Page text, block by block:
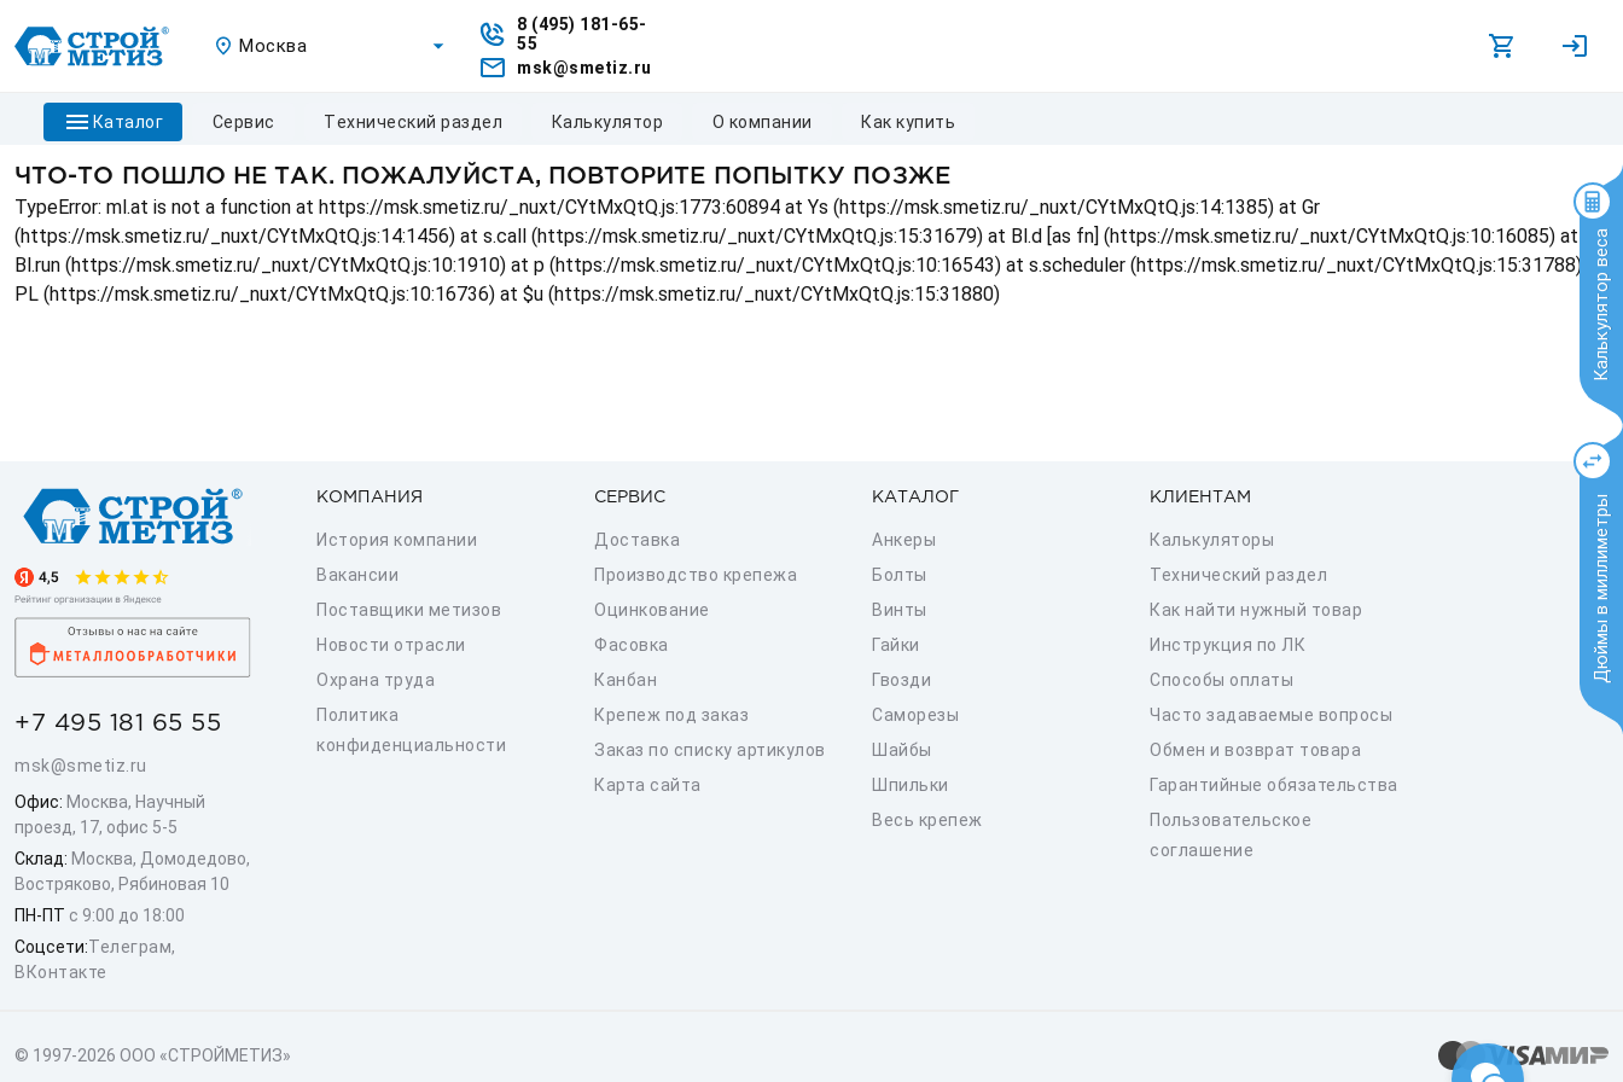
Калькулятор веса
Дюймы в миллиметры
Москва
8 (495) 181-65-
55
msk@smetiz.ru
каталог сервис технический раздел калькулятор о компании как купить
ЧТО-ТО ПОШЛО НЕ ТАК. ПОЖАЛУЙСТА, ПОВТОРИТЕ ПОПЫТКУ ПОЗЖЕ
TypeError: ml.at is not a function at https://msk.smetiz.ru/_nuxt/CYtMxQtQ.js:1773:60894 at Ys (https://msk.smetiz.ru/_nuxt/CYtMxQtQ.js:14:1385) at Gr
(https://msk.smetiz.ru/_nuxt/CYtMxQtQ.js:14:1456) at s.call (https://msk.smetiz.ru/_nuxt/CYtMxQtQ.js:15:31679) at Bl.d [as fn] (https://msk.smetiz.ru/_nuxt/CYtMxQtQ.js:10:16085) at
Bl.run (https://msk.smetiz.ru/_nuxt/CYtMxQtQ.js:10:1910) at p (https://msk.smetiz.ru/_nuxt/CYtMxQtQ.js:10:16543) at s.scheduler (https://msk.smetiz.ru/_nuxt/CYtMxQtQ.js:15:31788) at
PL (https://msk.smetiz.ru/_nuxt/CYtMxQtQ.js:10:16736) at $u (https://msk.smetiz.ru/_nuxt/CYtMxQtQ.js:15:31880)
+7 495 181 65 55
msk@smetiz.ru
Офис: Москва, Научный
проезд, 17, офис 5-5
Склад: Москва, Домодедово,
Востряково, Рябиновая 10
ПН-ПТ с 9:00 до 18:00
Соцсети:Телеграм,
ВКонтакте
КОМПАНИЯ
История компании
Вакансии
Поставщики метизов
Новости отрасли
Охрана труда
Политика
конфиденциальности
СЕРВИС
Доставка
Производство крепежа
Оцинкование
Фасовка
Канбан
Крепеж под заказ
Заказ по списку артикулов
Карта сайта
КАТАЛОГ
Анкеры
Болты
Винты
Гайки
Гвозди
Саморезы
Шайбы
Шпильки
Весь крепеж
КЛИЕНТАМ
Калькуляторы
Технический раздел
Как найти нужный товар
Инструкция по ЛК
Способы оплаты
Часто задаваемые вопросы
Обмен и возврат товара
Гарантийные обязательства
Пользовательское
соглашение
© 1997-2026 ООО «СТРОЙМЕТИЗ»